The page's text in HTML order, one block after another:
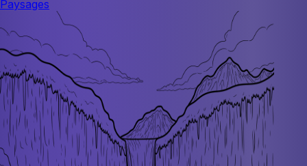
Paysages